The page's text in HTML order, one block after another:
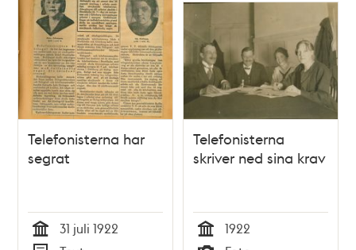
Telefonisterna har
segrat
31 juli 1922
Telefonisterna
skriver ned sina krav
1922